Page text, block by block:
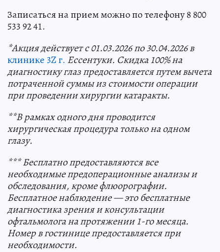
Записаться на прием можно по телефону 8 800
533 92 41.
*Акция действует с 01.03.2026 по 30.04.2026 в
клинике 3Z г. Ессентуки. Скидка 100% на
диагностику глаз предоставляется путем вычета
потраченной суммы из стоимости операции
при проведении хирургии катаракты.
**В рамках одного дня проводится
хирургическая процедура только на одном
глазу.
*** Бесплатно предоставляются все
необходимые предоперационные анализы и
обследования, кроме флюорографии.
Бесплатное наблюдение — это бесплатные
диагностика зрения и консультации
офтальмолога на протяжении 1-го месяца.
Номер в гостинице предоставляется при
необходимости.